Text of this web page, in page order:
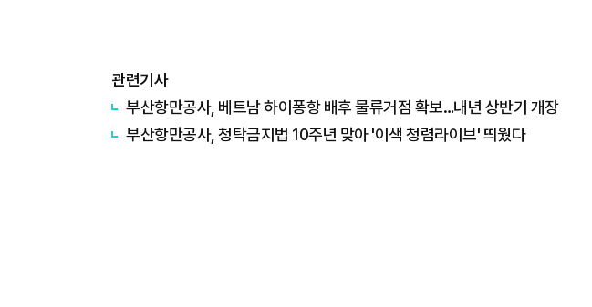
관련기사
부산항만공사, 베트남 하이퐁항 배후 물류거점 확보…내년 상반기 개장
부산항만공사, 청탁금지법 10주년 맞아 '이색 청렴라이브' 띄웠다